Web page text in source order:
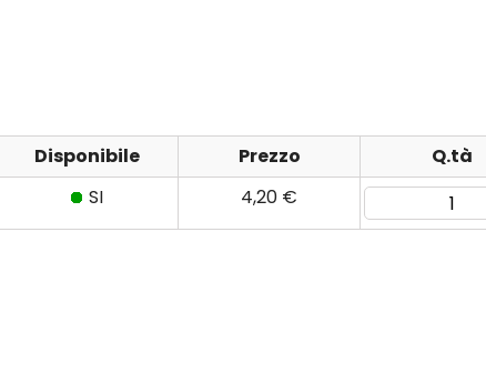
Disponibile Prezzo Q.tà
SI 4,20 €